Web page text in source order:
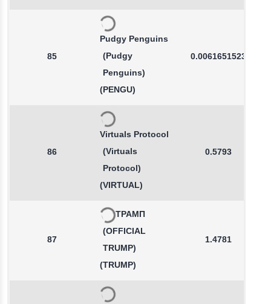
85
Pudgy Penguins
(Pudgy
Penguins)
(PENGU)
0.0061651523
86
Virtuals Protocol
(Virtuals
Protocol)
(VIRTUAL)
0.5793
87
ТРАМП
(OFFICIAL
TRUMP)
(TRUMP)
1.4781